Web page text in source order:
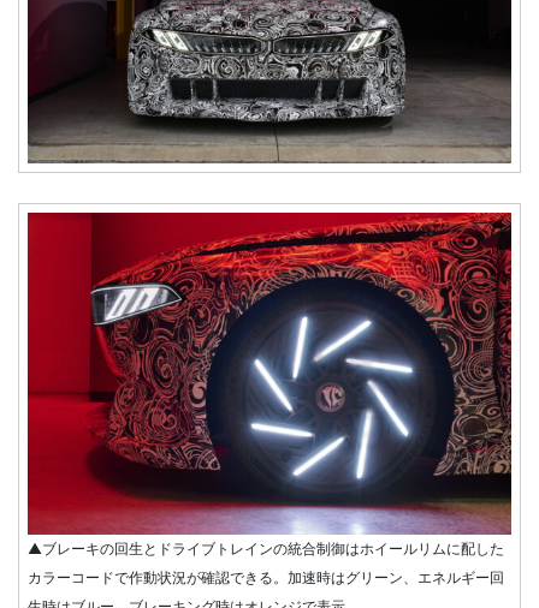
▲ブレーキの回生とドライブトレインの統合制御はホイールリムに配した
カラーコードで作動状況が確認できる。加速時はグリーン、エネルギー回